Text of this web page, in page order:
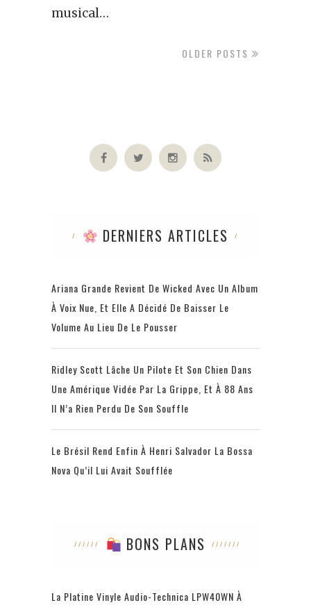
musical…
OLDER POSTS
DERNIERS ARTICLES
Ariana Grande Revient De Wicked Avec Un Album
À Voix Nue, Et Elle A Décidé De Baisser Le
Volume Au Lieu De Le Pousser
Ridley Scott Lâche Un Pilote Et Son Chien Dans
Une Amérique Vidée Par La Grippe, Et À 88 Ans
Il N’a Rien Perdu De Son Souffle
Le Brésil Rend Enfin À Henri Salvador La Bossa
Nova Qu’il Lui Avait Soufflée
BONS PLANS
La Platine Vinyle Audio-Technica LPW40WN À